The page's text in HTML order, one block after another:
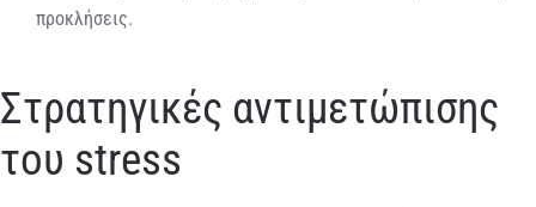
προκλήσεις.
Στρατηγικές αντιμετώπισης
του stress